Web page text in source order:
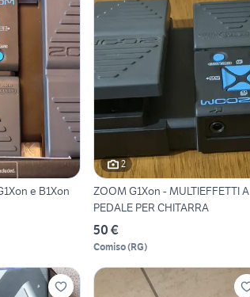
e B1Xon
2
ZOOM G1Xon - MULTIEFFETTI A
PEDALE PER CHITARRA
50 €
Comiso(RG)